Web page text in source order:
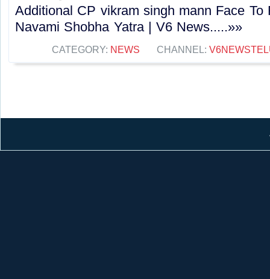
Additional CP vikram singh mann Face To
Navami Shobha Yatra | V6 News.....»»
CATEGORY: NEWS CHANNEL: